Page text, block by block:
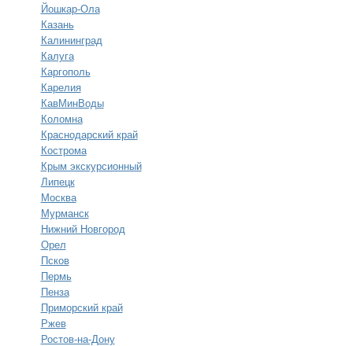
Йошкар-Ола
Казань
Калининград
Калуга
Каргополь
Карелия
КавМинВоды
Коломна
Краснодарский край
Кострома
Крым экскурсионный
Липецк
Москва
Мурманск
Нижний Новгород
Орел
Псков
Пермь
Пенза
Приморский край
Ржев
Ростов-на-Дону